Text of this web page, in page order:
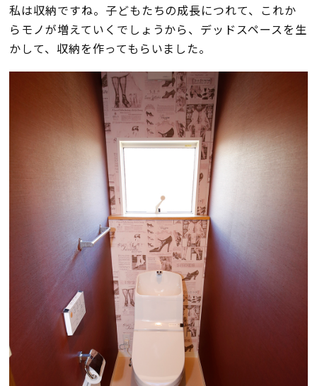
私は収納ですね。子どもたちの成長につれて、これか
らモノが増えていくでしょうから、デッドスペースを生
かして、収納を作ってもらいました。